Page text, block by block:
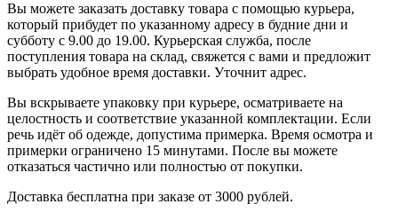
Вы можете заказать доставку товара с помощью курьера,
который прибудет по указанному адресу в будние дни и
субботу с 9.00 до 19.00. Курьерская служба, после
поступления товара на склад, свяжется с вами и предложит
выбрать удобное время доставки. Уточнит адрес.
Вы вскрываете упаковку при курьере, осматриваете на
целостность и соответствие указанной комплектации. Если
речь идёт об одежде, допустима примерка. Время осмотра и
примерки ограничено 15 минутами. После вы можете
отказаться частично или полностью от покупки.
Доставка бесплатна при заказе от 3000 рублей.